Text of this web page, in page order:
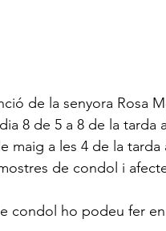
de la senyora Rosa
8 de 5 a 8 de la tarda
maig a les 4 de la
de condol i
condol ho podeu fer